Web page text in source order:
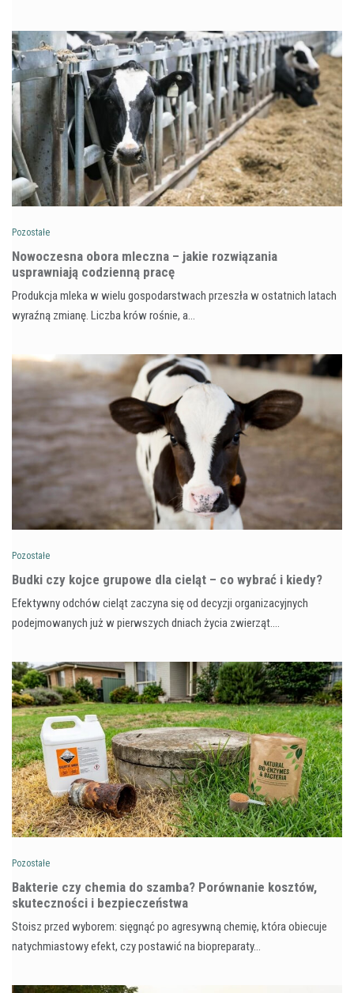
Pozostałe
Nowoczesna obora mleczna – jakie rozwiązania
usprawniają codzienną pracę
Produkcja mleka w wielu gospodarstwach przeszła w ostatnich latach
wyraźną zmianę. Liczba krów rośnie, a…
Pozostałe
Budki czy kojce grupowe dla cieląt – co wybrać i kiedy?
Efektywny odchów cieląt zaczyna się od decyzji organizacyjnych
podejmowanych już w pierwszych dniach życia zwierząt.…
Pozostałe
Bakterie czy chemia do szamba? Porównanie kosztów,
skuteczności i bezpieczeństwa
Stoisz przed wyborem: sięgnąć po agresywną chemię, która obiecuje
natychmiastowy efekt, czy postawić na biopreparaty…